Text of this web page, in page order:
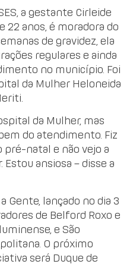
a gestante Cirleide
22 anos, é moradora do
de gravidez, ela
regulares e ainda
no município. Foi
da Mulher Heloneida
da Mulher, mas
do atendimento. Fiz
natal e não vejo a
ansiosa – disse a
Gente, lançado no dia 3
de Belford Roxo e
e São
O próximo
será Duque de